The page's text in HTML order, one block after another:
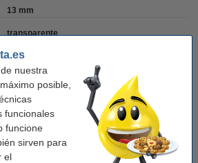
nuestra
posible,
funcionales
funcione
sirven para
el
13 mm
transparente
500
destacados